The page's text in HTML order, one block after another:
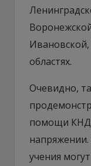
областях.
Очевидно,
помощи
напряжении.
учения